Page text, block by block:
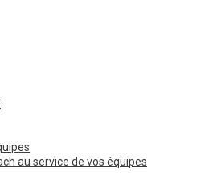
au service de vos équipes